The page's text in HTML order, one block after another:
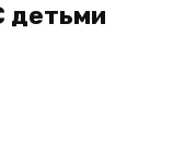
детьми